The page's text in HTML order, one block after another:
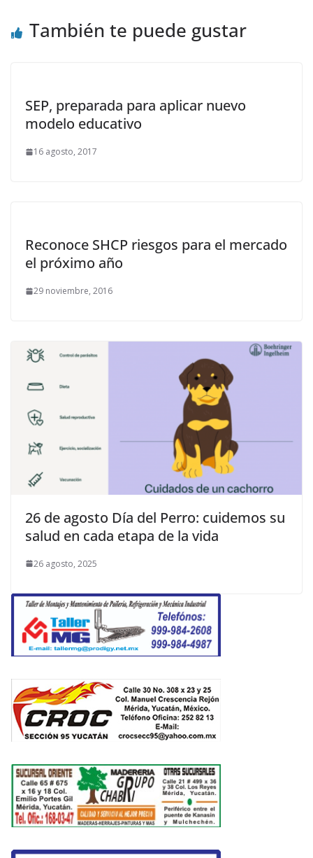
También te puede gustar
SEP, preparada para aplicar nuevo
modelo educativo
16 agosto, 2017
Reconoce SHCP riesgos para el mercado
el próximo año
29 noviembre, 2016
26 de agosto Día del Perro: cuidemos su
salud en cada etapa de la vida
26 agosto, 2025